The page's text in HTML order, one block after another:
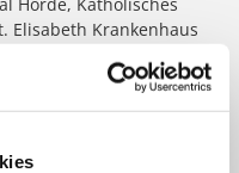
Elisabeth Krankenhaus
im Zentrum von
zu den größten